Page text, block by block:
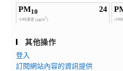
其他操作
登入
訂閱網站內容的資訊提供